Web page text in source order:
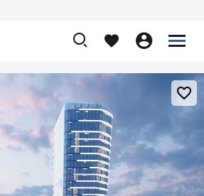
   


